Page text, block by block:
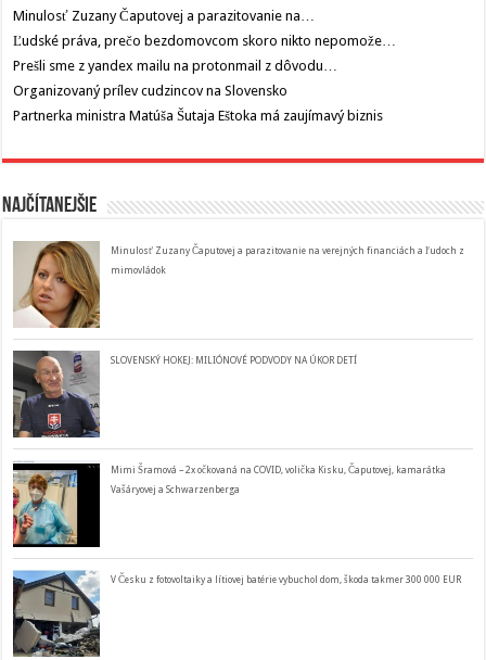
Minulosť Zuzany Čaputovej a parazitovanie na…
Ľudské práva, prečo bezdomovcom skoro nikto nepomože…
Prešli sme z yandex mailu na protonmail z dôvodu…
Organizovaný prílev cudzincov na Slovensko
Partnerka ministra Matúša Šutaja Eštoka má zaujímavý biznis
Najčítanejšie
Minulosť Zuzany Čaputovej a parazitovanie na verejných financiách a ľudoch z
mimovládok
SLOVENSKÝ HOKEJ: MILIÓNOVÉ PODVODY NA ÚKOR DETÍ
Mimi Šramová – 2x očkovaná na COVID, volička Kisku, Čaputovej, kamarátka
Vašáryovej a Schwarzenberga
V Česku z fotovoltaiky a lítiovej batérie vybuchol dom, škoda takmer 300 000 EUR